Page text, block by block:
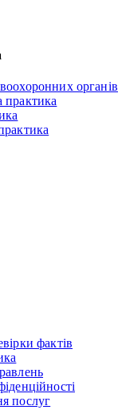
органів
практика
фактів
послуг